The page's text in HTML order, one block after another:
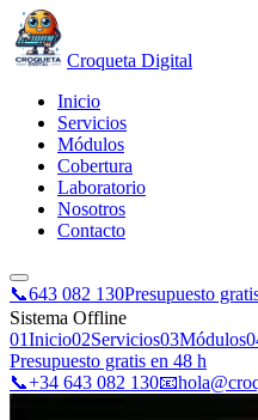
Croqueta Digital
Inicio
Servicios
Módulos
Cobertura
Laboratorio
Nosotros
Contacto
📞643 082 130Presupuesto
Sistema Offline
01Inicio02Servicios03Módulos
Presupuesto gratis en 48 h
📞+34 643 082 130📧